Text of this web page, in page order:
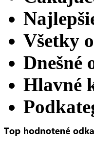
Všetky
Dnešné
Hlavné